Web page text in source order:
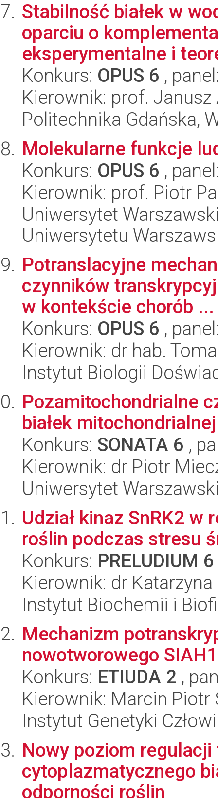
Stabilność białek w
oparciu o
eksperymentalne i
Konkurs: OPUS 6 ,
Kierownik: prof.
Politechnika Gdańska,
Molekularne funkcje
Konkurs: OPUS 6 ,
Kierownik: prof. Piotr
Uniwersytet
Uniwersytetu
Potranslacyjne
czynników
w kontekście chorób ...
Konkurs: OPUS 6 ,
Kierownik: dr hab.
Instytut Biologii
Pozamitochondrialne
białek
Konkurs: SONATA 6 ,
Kierownik: dr Piotr
Uniwersytet
Udział kinaz SnRK2
roślin podczas stresu
Konkurs: PRELUDIUM 6
Kierownik: dr
Instytut Biochemii i
Mechanizm
nowotworowego
Konkurs: ETIUDA 2 ,
Kierownik: Marcin Piotr
Instytut Genetyki
Nowy poziom
cytoplazmatycznego
odporności roślin